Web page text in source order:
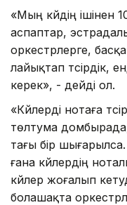
«Мың күйдің ішінен
аспаптар,
оркестрлерге,
лайықтап түсірдік,
керек», - дейді ол.
«Күйлерді нотаға
төлтума домбырада,
тағы бір шығарылса.
ғана күйлердің
күйлер жоғалып
болашақта